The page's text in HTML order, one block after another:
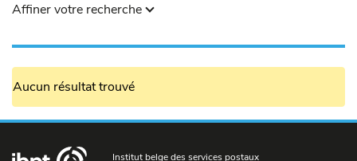
Affiner votre recherche
Aucun résultat trouvé
Institut belge des services postaux